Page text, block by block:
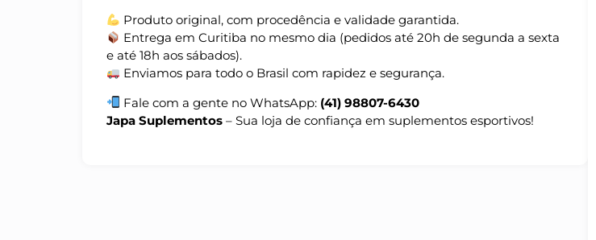
Produto original, com procedência e validade garantida.
Entrega em Curitiba no mesmo dia (pedidos até 20h de segunda a sexta
e até 18h aos sábados).
Enviamos para todo o Brasil com rapidez e segurança.
Fale com a gente no WhatsApp: (41) 98807-6430
Japa Suplementos – Sua loja de confiança em suplementos esportivos!